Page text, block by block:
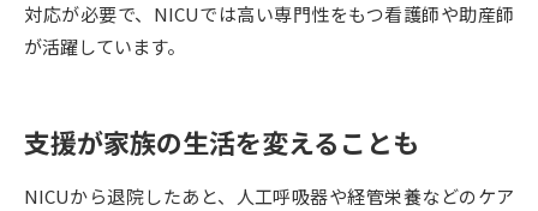
新学年スタート号特集ページ
（高3生用）
新学年スタート号特集ページ
対応が必要で、NICUでは高い専門性をもつ看護師や助産師
が活躍しています。
支援が家族の生活を変えることも
NICUから退院したあと、人工呼吸器や経管栄養などのケア